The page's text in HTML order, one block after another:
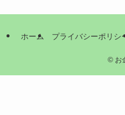
ホーム プライバシーポリシ
©お